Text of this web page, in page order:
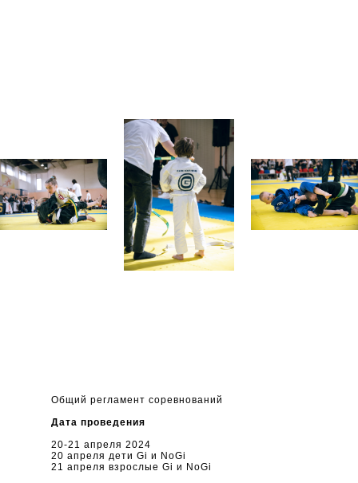
Общий регламент соревнований
Дата проведения
20-21 апреля 2024
20 апреля дети Gi и NoGi
21 апреля взрослые Gi и NoGi